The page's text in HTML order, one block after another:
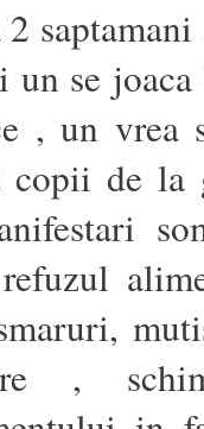
2
un se
, un vrea
copii de la
,